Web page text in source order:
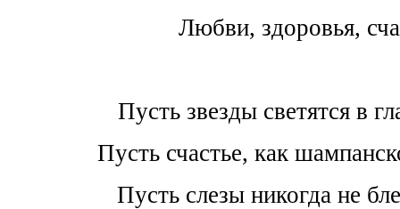
Любви, здоровья,
Пусть звезды светятся в
Пусть счастье, как
Пусть слезы никогда не